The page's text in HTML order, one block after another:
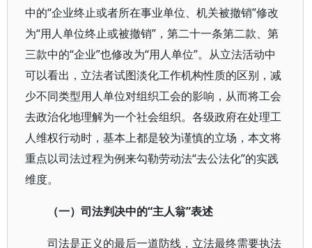
中的“企业终止或者所在事业单位、机关被撤销”修改
为“用人单位终止或被撤销”，第二十一条第二款、第
三款中的“企业”也修改为“用人单位”。从立法活动中
可以看出，立法者试图淡化工作机构性质的区别，减
少不同类型用人单位对组织工会的影响，从而将工会
去政治化地理解为一个社会组织。各级政府在处理工
人维权行动时，基本上都是较为谨慎的立场，本文将
重点以司法过程为例来勾勒劳动法“去公法化”的实践
维度。
（一）司法判决中的“主人翁”表述
司法是正义的最后一道防线，立法最终需要执法